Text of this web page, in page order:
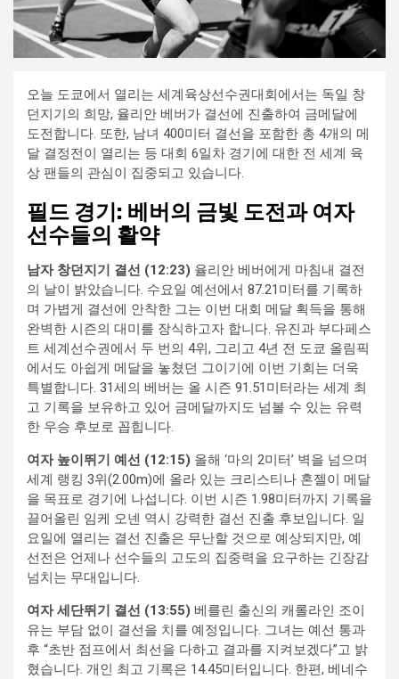
오늘 도쿄에서 열리는 세계육상선수권대회에서는 독일 창
던지기의 희망, 율리안 베버가 결선에 진출하여 금메달에
도전합니다. 또한, 남녀 400미터 결선을 포함한 총 4개의 메
달 결정전이 열리는 등 대회 6일차 경기에 대한 전 세계 육
상 팬들의 관심이 집중되고 있습니다.
필드 경기: 베버의 금빛 도전과 여자
선수들의 활약
남자 창던지기 결선 (12:23) 율리안 베버에게 마침내 결전
의 날이 밝았습니다. 수요일 예선에서 87.21미터를 기록하
며 가볍게 결선에 안착한 그는 이번 대회 메달 획득을 통해
완벽한 시즌의 대미를 장식하고자 합니다. 유진과 부다페스
트 세계선수권에서 두 번의 4위, 그리고 4년 전 도쿄 올림픽
에서도 아쉽게 메달을 놓쳤던 그이기에 이번 기회는 더욱
특별합니다. 31세의 베버는 올 시즌 91.51미터라는 세계 최
고 기록을 보유하고 있어 금메달까지도 넘볼 수 있는 유력
한 우승 후보로 꼽힙니다.
여자 높이뛰기 예선 (12:15) 올해 ‘마의 2미터’ 벽을 넘으며
세계 랭킹 3위(2.00m)에 올라 있는 크리스티나 혼젤이 메달
을 목표로 경기에 나섭니다. 이번 시즌 1.98미터까지 기록을
끌어올린 임케 오넨 역시 강력한 결선 진출 후보입니다. 일
요일에 열리는 결선 진출은 무난할 것으로 예상되지만, 예
선전은 언제나 선수들의 고도의 집중력을 요구하는 긴장감
넘치는 무대입니다.
여자 세단뛰기 결선 (13:55) 베를린 출신의 캐롤라인 조이
유는 부담 없이 결선을 치를 예정입니다. 그녀는 예선 통과
후 “초반 점프에서 최선을 다하고 결과를 지켜보겠다”고 밝
혔습니다. 개인 최고 기록은 14.45미터입니다. 한편, 베네수